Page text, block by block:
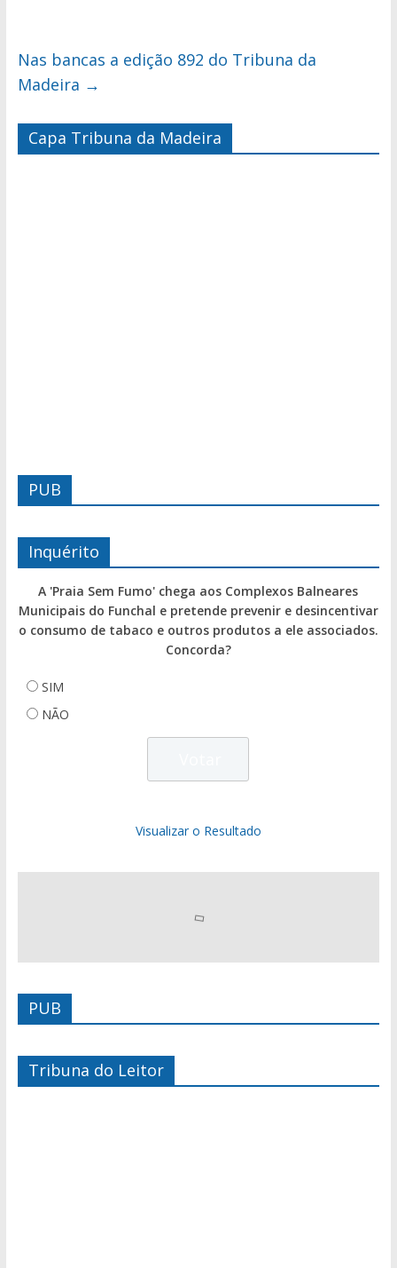
Nas bancas a edição 892 do Tribuna da
Madeira →
Capa Tribuna da Madeira
PUB
Inquérito
A 'Praia Sem Fumo' chega aos Complexos Balneares
Municipais do Funchal e pretende prevenir e desincentivar
o consumo de tabaco e outros produtos a ele associados.
Concorda?
SIM
NÃO
Visualizar o Resultado
PUB
Tribuna do Leitor